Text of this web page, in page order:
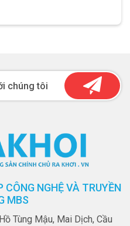
chúng tôi
NGHỆ VÀ TRUYỀN
MBS
Tùng Mậu, Mai Dịch, Cầu